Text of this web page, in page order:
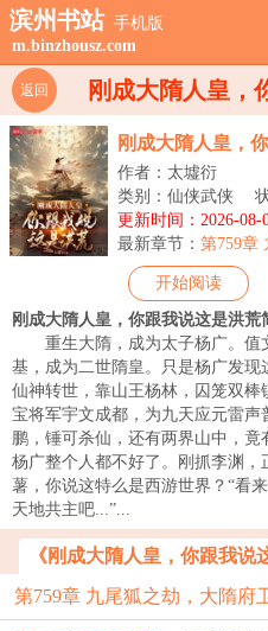
滨州书站 手机版
m.binzhousz.com
刚成大隋人皇，
返回
刚成大隋人皇，
作者：太墟衍
类别：仙侠武侠
更新时间：2026-08-
最新章节： 第759章
古九州再现！
开始阅读
刚成大隋人皇，你跟我说这是洪荒
重生大隋，成为太子杨广。
基，成为二世隋皇。只是杨广发
仙神转世，靠山王杨林，囚笼双
宝将军宇文成都，为九天应元雷
鹏，锤可杀仙，还有两界山中，
杨广整个人都不好了。刚抓李渊
薯，你说这特么是西游世界？“看
天地共主吧...”...
《刚成大隋人皇，你跟我说
第759章 九尾狐之劫，大隋府